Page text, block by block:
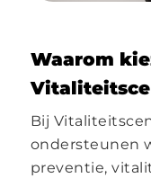
Waarom
Bij
ondersteunen
preventie,